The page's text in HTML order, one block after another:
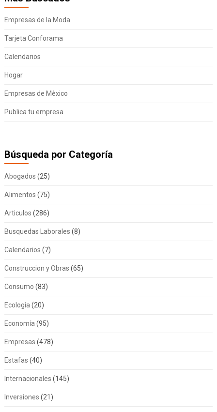
Empresas de la Moda
Tarjeta Conforama
Calendarios
Hogar
Empresas de Mèxico
Publica tu empresa
Búsqueda por Categoría
Abogados (25)
Alimentos (75)
Articulos (286)
Busquedas Laborales (8)
Calendarios (7)
Construccion y Obras (65)
Consumo (83)
Ecologia (20)
Economía (95)
Empresas (478)
Estafas (40)
Internacionales (145)
Inversiones (21)